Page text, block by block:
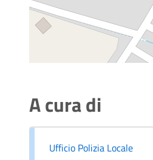
A cura di
Ufficio Polizia Locale